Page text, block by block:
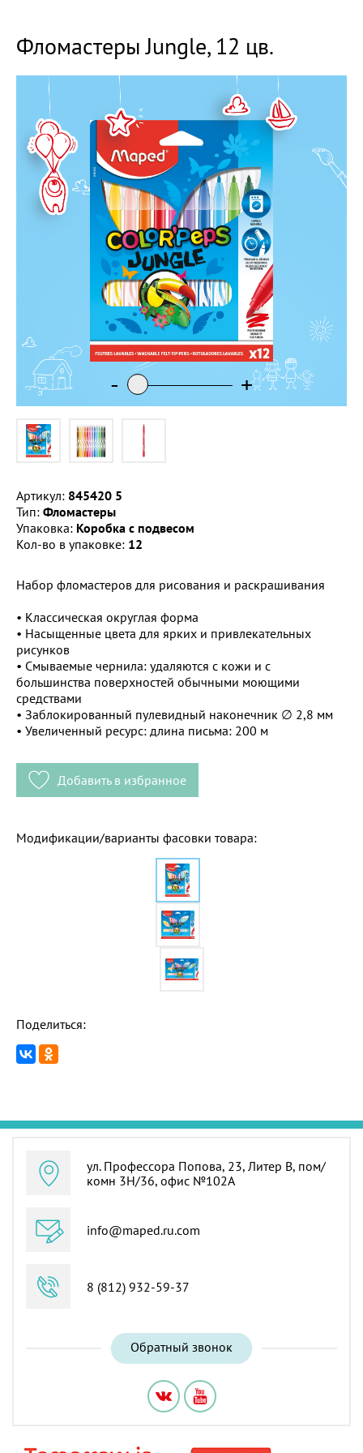
Фломастеры Jungle, 12 цв.
- +
- +
- +
Артикул: 845420 5
Тип: Фломастеры
Упаковка: Коробка с подвесом
Кол-во в упаковке: 12
Набор фломастеров для рисования и раскрашивания
• Классическая округлая форма
• Насыщенные цвета для ярких и привлекательных
рисунков
• Смываемые чернила: удаляются с кожи и с
большинства поверхностей обычными моющими
средствами
• Заблокированный пулевидный наконечник ∅ 2,8 мм
• Увеличенный ресурс: длина письма: 200 м
Добавить в избранное
Модификации/варианты фасовки товара:
Поделиться:
ул. Профессора Попова, 23, Литер В, пом/
комн 3Н/36, офис №102А
info@maped.ru.com
8 (812) 932-59-37
Обратный звонок